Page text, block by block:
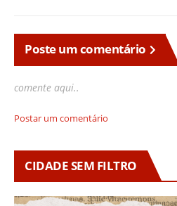
Poste um comentário
comente aqui..
Postar um comentário
CIDADE SEM FILTRO